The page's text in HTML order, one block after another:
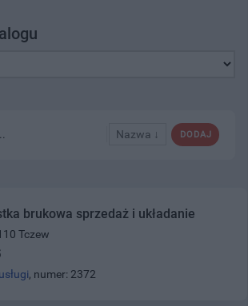
DODAJ
Nazwa ↓
brukowa sprzedaż i układanie
Tczew
, numer: 2372